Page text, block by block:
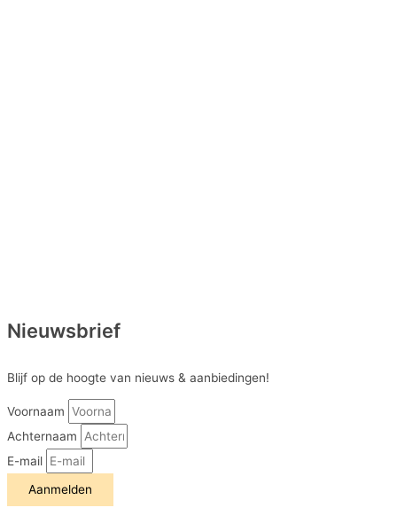
Nieuwsbrief
Blijf op de hoogte van nieuws & aanbiedingen!
Voornaam
Achternaam
E-mail
Aanmelden